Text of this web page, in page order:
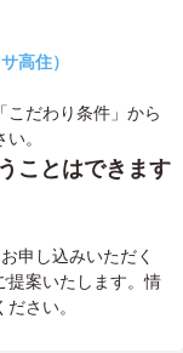
高住）
こだわり条件」から
。
ことはできます
申し込みいただく
提案いたします。情
さい。